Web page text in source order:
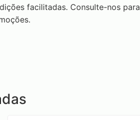
facilitadas. Consulte-nos